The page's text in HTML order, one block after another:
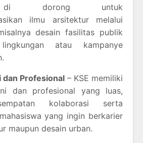
di dorong untuk
ilmu arsitektur melalui
desain fasilitas publik
atau kampanye
Profesional – KSE memiliki
dan profesional yang luas,
kolaborasi serta
yang ingin berkarier
maupun desain urban.